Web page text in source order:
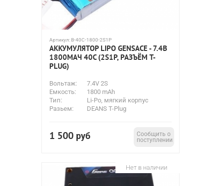
Артикул: B-40C-1800-2S1P
АККУМУЛЯТОР LIPO GENSACE - 7.4В
1800МАЧ 40C (2S1P, РАЗЪЁМ T-
PLUG)
Вольтаж:
7.4V 2S
Емкость:
1800 mAh
Тип:
Li-Po, мягкий корпус
Разьем:
DEANS T-Plug
1 500 руб
Сообщить о
поступлении
Нет в наличии